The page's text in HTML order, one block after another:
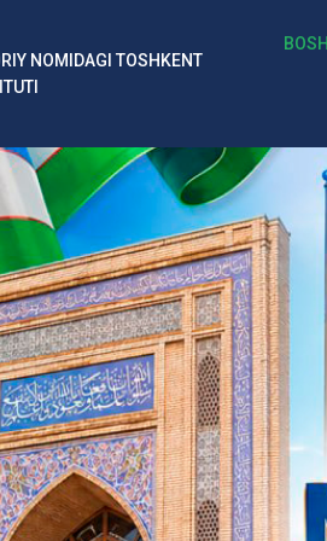
NOMIDAGI TOSHKENT